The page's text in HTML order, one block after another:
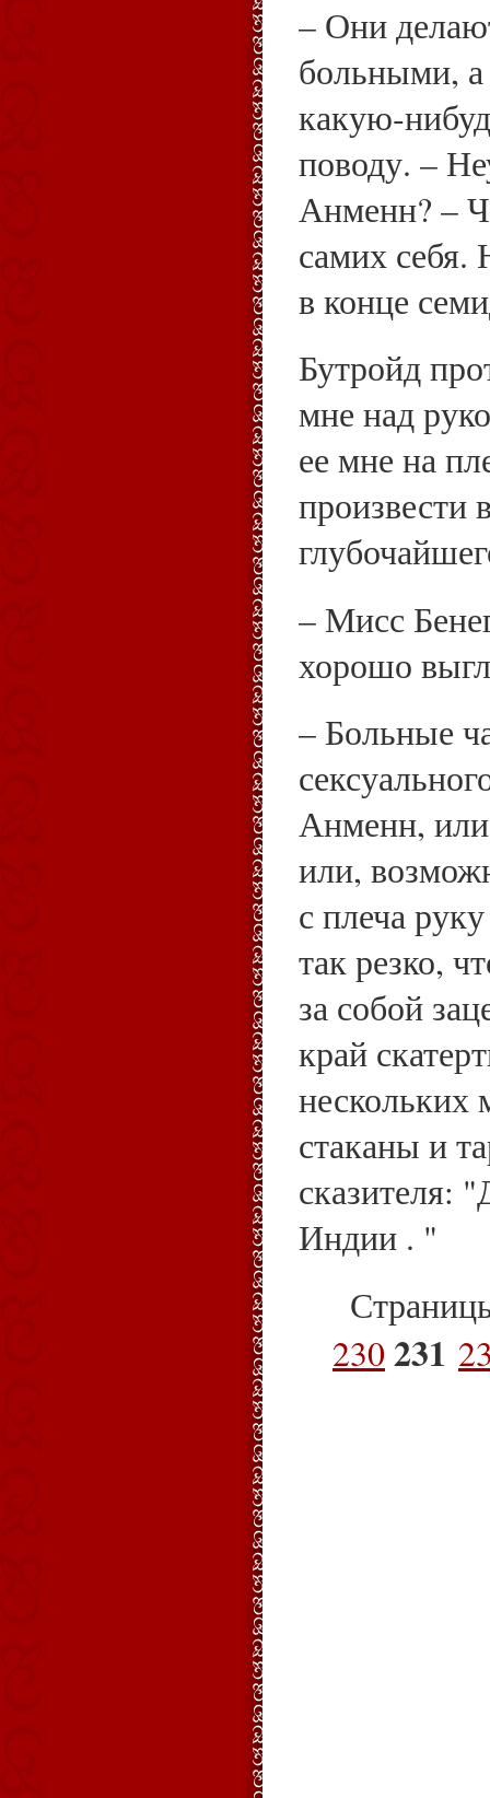
– Они
больными, а
поводу. –
Анменн? –
самих себя.
в конце
Бутройд
мне над
ее мне на
произвести
– Мисс
хорошо
– Больные
Анменн,
или,
с плеча
так резко,
за собой
край
нескольких
стаканы и
сказителя:
Индии . "
230 231